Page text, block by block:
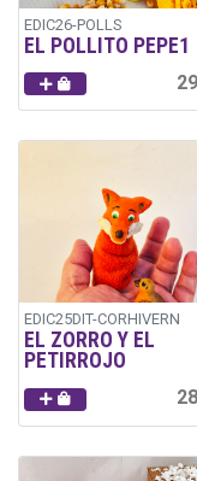
EDIC26-POLLS
EL POLLITO PEPE1
EDIC25DIT-CORHIVERN
EL ZORRO Y EL
PETIRROJO